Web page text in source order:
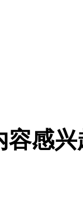
容感兴